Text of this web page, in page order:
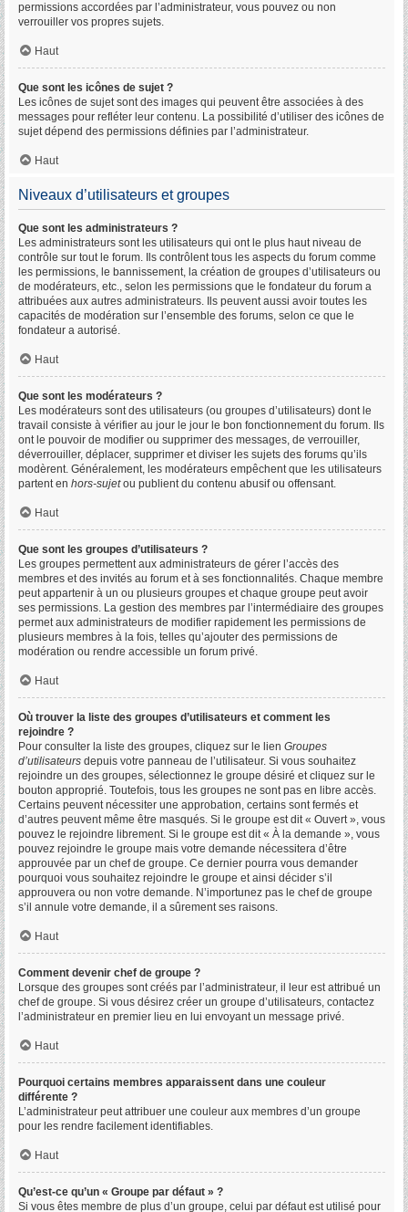
permissions accordées par l’administrateur, vous pouvez ou non
verrouiller vos propres sujets.
Haut
Que sont les icônes de sujet ?
Les icônes de sujet sont des images qui peuvent être associées à des
messages pour refléter leur contenu. La possibilité d’utiliser des icônes de
sujet dépend des permissions définies par l’administrateur.
Haut
Niveaux d’utilisateurs et groupes
Que sont les administrateurs ?
Les administrateurs sont les utilisateurs qui ont le plus haut niveau de
contrôle sur tout le forum. Ils contrôlent tous les aspects du forum comme
les permissions, le bannissement, la création de groupes d’utilisateurs ou
de modérateurs, etc., selon les permissions que le fondateur du forum a
attribuées aux autres administrateurs. Ils peuvent aussi avoir toutes les
capacités de modération sur l’ensemble des forums, selon ce que le
fondateur a autorisé.
Haut
Que sont les modérateurs ?
Les modérateurs sont des utilisateurs (ou groupes d’utilisateurs) dont le
travail consiste à vérifier au jour le jour le bon fonctionnement du forum. Ils
ont le pouvoir de modifier ou supprimer des messages, de verrouiller,
déverrouiller, déplacer, supprimer et diviser les sujets des forums qu’ils
modèrent. Généralement, les modérateurs empêchent que les utilisateurs
partent en hors-sujetou publient du contenu abusif ou offensant.
Haut
Que sont les groupes d’utilisateurs ?
Les groupes permettent aux administrateurs de gérer l’accès des
membres et des invités au forum et à ses fonctionnalités. Chaque membre
peut appartenir à un ou plusieurs groupes et chaque groupe peut avoir
ses permissions. La gestion des membres par l’intermédiaire des groupes
permet aux administrateurs de modifier rapidement les permissions de
plusieurs membres à la fois, telles qu’ajouter des permissions de
modération ou rendre accessible un forum privé.
Haut
Où trouver la liste des groupes d’utilisateurs et comment les
rejoindre ?
Pour consulter la liste des groupes, cliquez sur le lien Groupes
d’utilisateurs depuis votre panneau de l’utilisateur. Si vous souhaitez
rejoindre un des groupes, sélectionnez le groupe désiré et cliquez sur le
bouton approprié. Toutefois, tous les groupes ne sont pas en libre accès.
Certains peuvent nécessiter une approbation, certains sont fermés et
d’autres peuvent même être masqués. Si le groupe est dit « Ouvert », vous
pouvez le rejoindre librement. Si le groupe est dit « À la demande », vous
pouvez rejoindre le groupe mais votre demande nécessitera d’être
approuvée par un chef de groupe. Ce dernier pourra vous demander
pourquoi vous souhaitez rejoindre le groupe et ainsi décider s’il
approuvera ou non votre demande. N’importunez pas le chef de groupe
s’il annule votre demande, il a sûrement ses raisons.
Haut
Comment devenir chef de groupe ?
Lorsque des groupes sont créés par l’administrateur, il leur est attribué un
chef de groupe. Si vous désirez créer un groupe d’utilisateurs, contactez
l’administrateur en premier lieu en lui envoyant un message privé.
Haut
Pourquoi certains membres apparaissent dans une couleur
différente ?
L’administrateur peut attribuer une couleur aux membres d’un groupe
pour les rendre facilement identifiables.
Haut
Qu’est-ce qu’un « Groupe par défaut » ?
Si vous êtes membre de plus d’un groupe, celui par défaut est utilisé pour